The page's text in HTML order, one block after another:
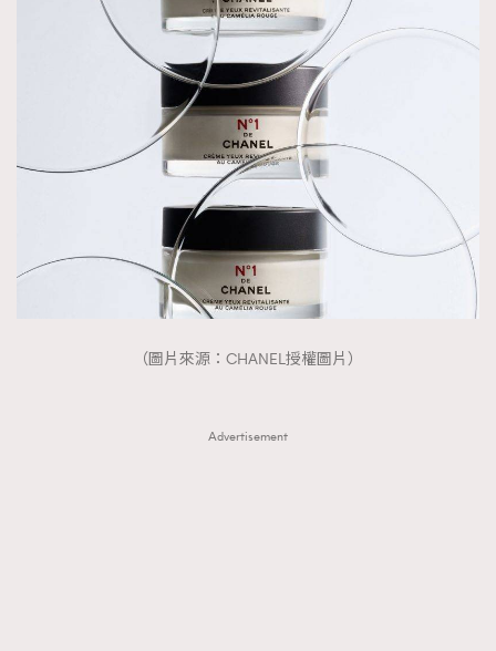
（圖片來源：CHANEL授權圖片）
Advertisement